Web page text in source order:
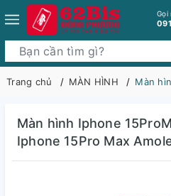
Gọi
Trang chủ MÀN HÌNH Màn
Màn hình Iphone
Iphone 15Pro Max